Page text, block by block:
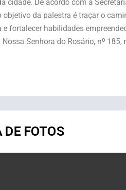
cidade. De acordo com a
da palestra é traçar o
fortalecer habilidades
Senhora do Rosário, nº 185,
DE FOTOS